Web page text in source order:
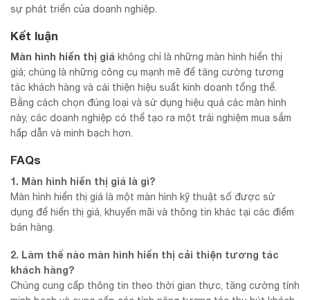
sự phát triển của doanh nghiệp.
Kết luận
Màn hình hiển thị giá không chỉ là những màn hình hiển thị
giá; chúng là những công cụ mạnh mẽ để tăng cường tương
tác khách hàng và cải thiện hiệu suất kinh doanh tổng thể.
Bằng cách chọn đúng loại và sử dụng hiệu quả các màn hình
này, các doanh nghiệp có thể tạo ra một trải nghiệm mua sắm
hấp dẫn và minh bạch hơn.
FAQs
1. Màn hình hiển thị giá là gì?
Màn hình hiển thị giá là một màn hình kỹ thuật số được sử
dụng để hiển thị giá, khuyến mãi và thông tin khác tại các điểm
bán hàng.
2. Làm thế nào màn hình hiển thị cải thiện tương tác
khách hàng?
Chúng cung cấp thông tin theo thời gian thực, tăng cường tính